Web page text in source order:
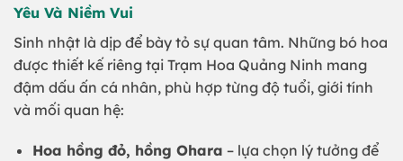
Yêu Và Niềm Vui
Sinh nhật là dịp để bày tỏ sự quan tâm. Những bó hoa
được thiết kế riêng tại Trạm Hoa Quảng Ninh mang
đậm dấu ấn cá nhân, phù hợp từng độ tuổi, giới tính
và mối quan hệ:
Hoa hồng đỏ, hồng Ohara – lựa chọn lý tưởng để